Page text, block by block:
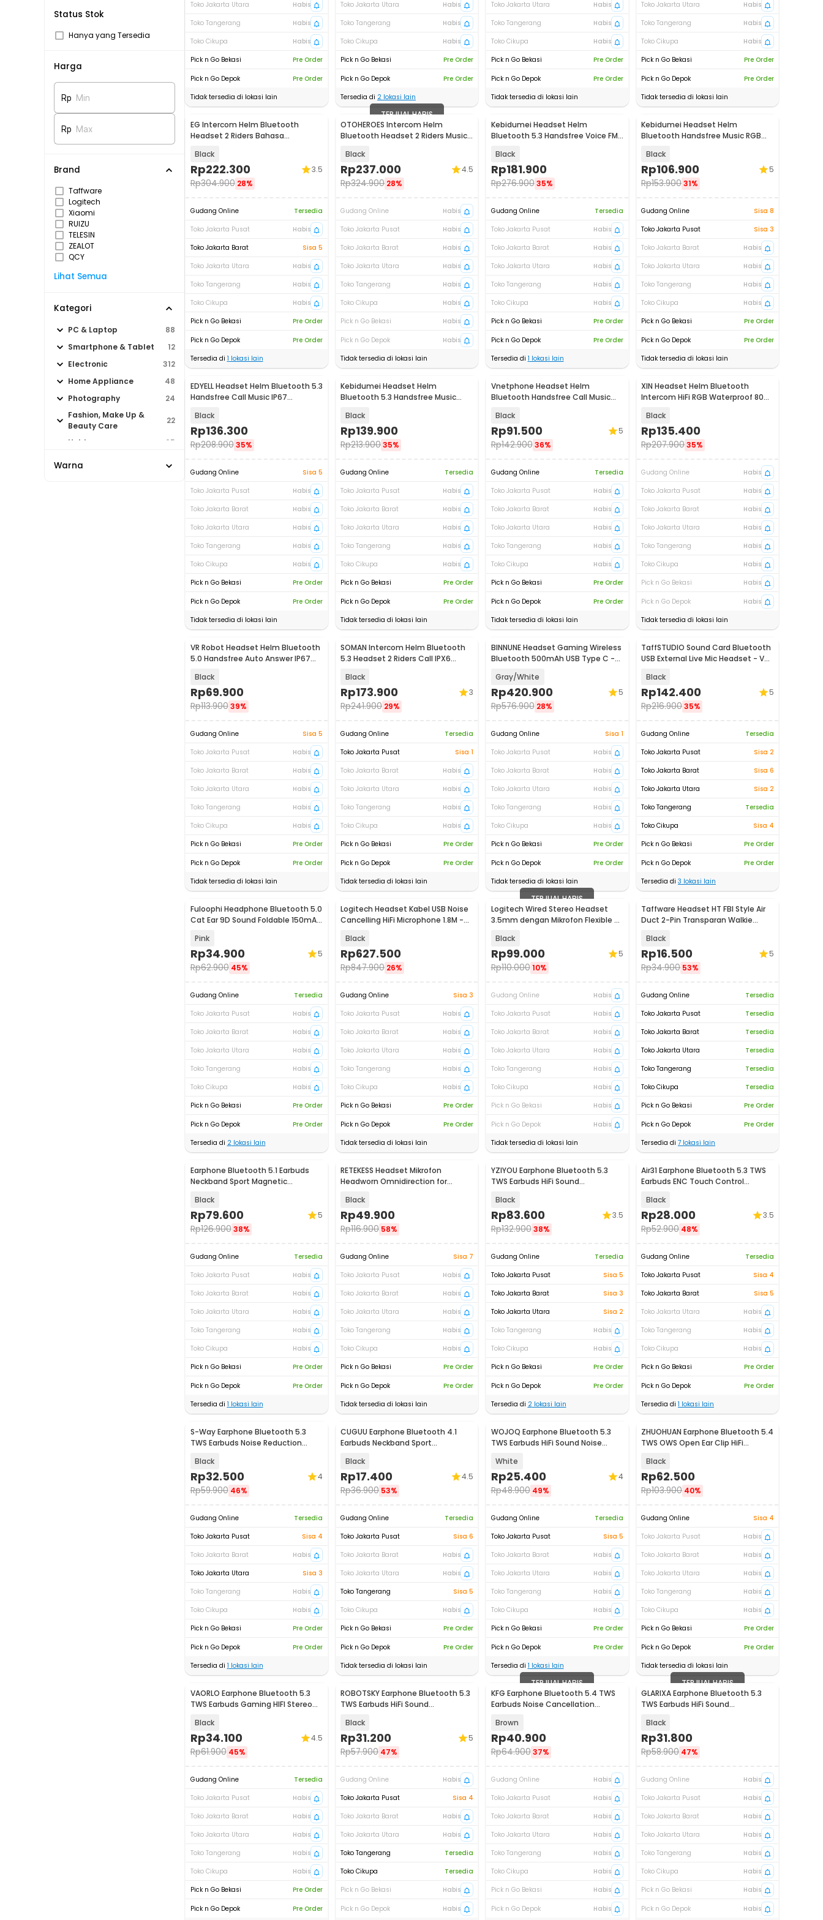
Status Stok
Hanya yang Tersedia
Harga
Rp Min
Rp Max
Brand
Taffware
Logitech
Xiaomi
RUIZU
TELESIN
ZEALOT
QCY
Lihat Semua
Kategori
PC & Laptop
88
Smartphone & Tablet
12
Electronic
312
Home Appliance
48
Photography
24
Fashion, Make Up &
Beauty Care
22
Hobby
65
Warna
Toko Jakarta Utara
Habis
Toko Tangerang
Habis
Toko Cikupa
Habis
Pick n Go Bekasi
Pre Order
Pick n Go Depok
Pre Order
Tidak tersedia di lokasi lain
Toko Jakarta Utara
Habis
Toko Tangerang
Habis
Toko Cikupa
Habis
Pick n Go Bekasi
Pre Order
Pick n Go Depok
Pre Order
Tersedia di 2 lokasi lain
Toko Jakarta Utara
Habis
Toko Tangerang
Habis
Toko Cikupa
Habis
Pick n Go Bekasi
Pre Order
Pick n Go Depok
Pre Order
Tidak tersedia di lokasi lain
Toko Jakarta Utara
Habis
Toko Tangerang
Habis
Toko Cikupa
Habis
Pick n Go Bekasi
Pre Order
Pick n Go Depok
Pre Order
Tidak tersedia di lokasi lain
EG Intercom Helm Bluetooth
Headset 2 Riders Bahasa
Black
Rp222.300
Rp304.900 28%
3.5
Gudang Online
Tersedia
Toko Jakarta Pusat
Habis
Toko Jakarta Barat
Sisa 5
Toko Jakarta Utara
Habis
Toko Tangerang
Habis
Toko Cikupa
Habis
Pick n Go Bekasi
Pre Order
Pick n Go Depok
Pre Order
Tersedia di 1 lokasi lain
TERJUAL HABIS
OTOHEROES Intercom Helm
Bluetooth Headset 2 Riders Music
Black
Rp237.000
Rp324.900 28%
4.5
Gudang Online
Habis
Toko Jakarta Pusat
Habis
Toko Jakarta Barat
Habis
Toko Jakarta Utara
Habis
Toko Tangerang
Habis
Toko Cikupa
Habis
Pick n Go Bekasi
Habis
Pick n Go Depok
Habis
Tidak tersedia di lokasi lain
Kebidumei Headset Helm
Bluetooth 5.3 Handsfree Voice FM
Black
Rp181.900
Rp276.900 35%
Gudang Online
Tersedia
Toko Jakarta Pusat
Habis
Toko Jakarta Barat
Habis
Toko Jakarta Utara
Habis
Toko Tangerang
Habis
Toko Cikupa
Habis
Pick n Go Bekasi
Pre Order
Pick n Go Depok
Pre Order
Tersedia di 1 lokasi lain
Kebidumei Headset Helm
Bluetooth Handsfree Music RGB
Black
Rp106.900
Rp153.90031%
5
Gudang Online
Sisa 8
Toko Jakarta Pusat
Sisa 3
Toko Jakarta Barat
Habis
Toko Jakarta Utara
Habis
Toko Tangerang
Habis
Toko Cikupa
Habis
Pick n Go Bekasi
Pre Order
Pick n Go Depok
Pre Order
Tidak tersedia di lokasi lain
EDYELL Headset Helm Bluetooth 5.3
Handsfree Call Music IP67
Black
Rp136.300
Rp208.900 35%
Gudang Online
Sisa 5
Toko Jakarta Pusat
Habis
Toko Jakarta Barat
Habis
Toko Jakarta Utara
Habis
Toko Tangerang
Habis
Toko Cikupa
Habis
Pick n Go Bekasi
Pre Order
Pick n Go Depok
Pre Order
Tidak tersedia di lokasi lain
Kebidumei Headset Helm
Bluetooth 5.3 Handsfree Music
Black
Rp139.900
Rp213.90035%
Gudang Online
Tersedia
Toko Jakarta Pusat
Habis
Toko Jakarta Barat
Habis
Toko Jakarta Utara
Habis
Toko Tangerang
Habis
Toko Cikupa
Habis
Pick n Go Bekasi
Pre Order
Pick n Go Depok
Pre Order
Tidak tersedia di lokasi lain
Vnetphone Headset Helm
Bluetooth Handsfree Call Music
Black
Rp91.500
Rp142.900 36%
5
Gudang Online
Tersedia
Toko Jakarta Pusat
Habis
Toko Jakarta Barat
Habis
Toko Jakarta Utara
Habis
Toko Tangerang
Habis
Toko Cikupa
Habis
Pick n Go Bekasi
Pre Order
Pick n Go Depok
Pre Order
Tidak tersedia di lokasi lain
Akan Datang
XIN Headset Helm Bluetooth
Intercom HiFi RGB Waterproof 800
Black
Rp135.400
Rp207.90035%
Gudang Online
Habis
Toko Jakarta Pusat
Habis
Toko Jakarta Barat
Habis
Toko Jakarta Utara
Habis
Toko Tangerang
Habis
Toko Cikupa
Habis
Pick n Go Bekasi
Habis
Pick n Go Depok
Habis
Tidak tersedia di lokasi lain
VR Robot Headset Helm Bluetooth
5.0 Handsfree Auto Answer IP67
Black
Rp69.900
Rp113.900 39%
Gudang Online
Sisa 5
Toko Jakarta Pusat
Habis
Toko Jakarta Barat
Habis
Toko Jakarta Utara
Habis
Toko Tangerang
Habis
Toko Cikupa
Habis
Pick n Go Bekasi
Pre Order
Pick n Go Depok
Pre Order
Tidak tersedia di lokasi lain
SOMAN Intercom Helm Bluetooth
5.3 Headset 2 Riders Call IPX6
Black
Rp173.900
Rp241.900 29%
3
Gudang Online
Tersedia
Toko Jakarta Pusat
Sisa 1
Toko Jakarta Barat
Habis
Toko Jakarta Utara
Habis
Toko Tangerang
Habis
Toko Cikupa
Habis
Pick n Go Bekasi
Pre Order
Pick n Go Depok
Pre Order
Tidak tersedia di lokasi lain
BINNUNE Headset Gaming Wireless
Bluetooth 500mAh USB Type C -
Gray/White
Rp420.900
Rp576.900 28%
5
Gudang Online
Sisa 1
Toko Jakarta Pusat
Habis
Toko Jakarta Barat
Habis
Toko Jakarta Utara
Habis
Toko Tangerang
Habis
Toko Cikupa
Habis
Pick n Go Bekasi
Pre Order
Pick n Go Depok
Pre Order
Tidak tersedia di lokasi lain
TaffSTUDIO Sound Card Bluetooth
USB External Live Mic Headset - V8
Black
Rp142.400
Rp216.90035%
5
Gudang Online
Tersedia
Toko Jakarta Pusat
Sisa 2
Toko Jakarta Barat
Sisa 6
Toko Jakarta Utara
Sisa 2
Toko Tangerang
Tersedia
Toko Cikupa
Sisa 4
Pick n Go Bekasi
Pre Order
Pick n Go Depok
Pre Order
Tersedia di 3 lokasi lain
Fuloophi Headphone Bluetooth 5.0
Cat Ear 9D Sound Foldable 150mAh
Pink
Rp34.900
Rp62.900 45%
5
Gudang Online
Tersedia
Toko Jakarta Pusat
Habis
Toko Jakarta Barat
Habis
Toko Jakarta Utara
Habis
Toko Tangerang
Habis
Toko Cikupa
Habis
Pick n Go Bekasi
Pre Order
Pick n Go Depok
Pre Order
Tersedia di 2lokasi lain
Logitech Headset Kabel USB Noise
Cancelling HiFi Microphone 1.8M -
Black
Rp627.500
Rp847.900 26%
Gudang Online
Sisa 3
Toko Jakarta Pusat
Habis
Toko Jakarta Barat
Habis
Toko Jakarta Utara
Habis
Toko Tangerang
Habis
Toko Cikupa
Habis
Pick n Go Bekasi
Pre Order
Pick n Go Depok
Pre Order
Tidak tersedia di lokasi lain
TERJUAL HABIS
Logitech Wired Stereo Headset
3.5mm dengan Mikrofon Flexible -
Black
Rp99.000
Rp110.000 10%
5
Gudang Online
Habis
Toko Jakarta Pusat
Habis
Toko Jakarta Barat
Habis
Toko Jakarta Utara
Habis
Toko Tangerang
Habis
Toko Cikupa
Habis
Pick n Go Bekasi
Habis
Pick n Go Depok
Habis
Tidak tersedia di lokasi lain
Taffware Headset HT FBI Style Air
Duct 2-Pin Transparan Walkie
Black
Rp16.500
Rp34.900 53%
5
Gudang Online
Tersedia
Toko Jakarta Pusat
Tersedia
Toko Jakarta Barat
Tersedia
Toko Jakarta Utara
Tersedia
Toko Tangerang
Tersedia
Toko Cikupa
Tersedia
Pick n Go Bekasi
Pre Order
Pick n Go Depok
Pre Order
Tersedia di 7 lokasi lain
Earphone Bluetooth 5.1 Earbuds
Neckband Sport Magnetic
Black
Rp79.600
Rp126.900 38%
5
Gudang Online
Tersedia
Toko Jakarta Pusat
Habis
Toko Jakarta Barat
Habis
Toko Jakarta Utara
Habis
Toko Tangerang
Habis
Toko Cikupa
Habis
Pick n Go Bekasi
Pre Order
Pick n Go Depok
Pre Order
Tersedia di 1 lokasi lain
RETEKESS Headset Mikrofon
Headworn Omnidirection for
Black
Rp49.900
Rp116.900 58%
Gudang Online
Sisa 7
Toko Jakarta Pusat
Habis
Toko Jakarta Barat
Habis
Toko Jakarta Utara
Habis
Toko Tangerang
Habis
Toko Cikupa
Habis
Pick n Go Bekasi
Pre Order
Pick n Go Depok
Pre Order
Tidak tersedia di lokasi lain
YZIYOU Earphone Bluetooth 5.3
TWS Earbuds HiFi Sound
Black
Rp83.600
Rp132.900 38%
3.5
Gudang Online
Tersedia
Toko Jakarta Pusat
Sisa 5
Toko Jakarta Barat
Sisa 3
Toko Jakarta Utara
Sisa 2
Toko Tangerang
Habis
Toko Cikupa
Habis
Pick n Go Bekasi
Pre Order
Pick n Go Depok
Pre Order
Tersedia di 2lokasi lain
Air31 Earphone Bluetooth 5.3 TWS
Earbuds ENC Touch Control
Black
Rp28.000
Rp52.900 48%
3.5
Gudang Online
Tersedia
Toko Jakarta Pusat
Sisa 4
Toko Jakarta Barat
Sisa 5
Toko Jakarta Utara
Habis
Toko Tangerang
Habis
Toko Cikupa
Habis
Pick n Go Bekasi
Pre Order
Pick n Go Depok
Pre Order
Tersedia di 1 lokasi lain
S-Way Earphone Bluetooth 5.3
TWS Earbuds Noise Reduction
Black
Rp32.500
Rp59.900 46%
4
Gudang Online
Tersedia
Toko Jakarta Pusat
Sisa 4
Toko Jakarta Barat
Habis
Toko Jakarta Utara
Sisa 3
Toko Tangerang
Habis
Toko Cikupa
Habis
Pick n Go Bekasi
Pre Order
Pick n Go Depok
Pre Order
Tersedia di 1 lokasi lain
CUGUU Earphone Bluetooth 4.1
Earbuds Neckband Sport
Black
Rp17.400
Rp36.900 53%
4.5
Gudang Online
Tersedia
Toko Jakarta Pusat
Sisa 6
Toko Jakarta Barat
Habis
Toko Jakarta Utara
Habis
Toko Tangerang
Sisa 5
Toko Cikupa
Habis
Pick n Go Bekasi
Pre Order
Pick n Go Depok
Pre Order
Tidak tersedia di lokasi lain
WOJOQ Earphone Bluetooth 5.3
TWS Earbuds HiFi Sound Noise
White
Rp25.400
Rp48.900 49%
4
Gudang Online
Tersedia
Toko Jakarta Pusat
Sisa 5
Toko Jakarta Barat
Habis
Toko Jakarta Utara
Habis
Toko Tangerang
Habis
Toko Cikupa
Habis
Pick n Go Bekasi
Pre Order
Pick n Go Depok
Pre Order
Tersedia di 1 lokasi lain
ZHUOHUAN Earphone Bluetooth 5.4
TWS OWS Open Ear Clip HiFi
Black
Rp62.500
Rp103.900 40%
Gudang Online
Sisa 4
Toko Jakarta Pusat
Habis
Toko Jakarta Barat
Habis
Toko Jakarta Utara
Habis
Toko Tangerang
Habis
Toko Cikupa
Habis
Pick n Go Bekasi
Pre Order
Pick n Go Depok
Pre Order
Tidak tersedia di lokasi lain
VAORLO Earphone Bluetooth 5.3
TWS Earbuds Gaming HIFI Stereo
Black
Rp34.100
Rp61.900 45%
4.5
Gudang Online
Tersedia
Toko Jakarta Pusat
Habis
Toko Jakarta Barat
Habis
Toko Jakarta Utara
Habis
Toko Tangerang
Habis
Toko Cikupa
Habis
Pick n Go Bekasi
Pre Order
Pick n Go Depok Pre Order
ROBOTSKY Earphone Bluetooth 5.3
TWS Earbuds HiFi Sound
Black
Rp31.200
Rp57.900 47%
5
Gudang Online
Habis
Toko Jakarta Pusat
Sisa 4
Toko Jakarta Barat
Habis
Toko Jakarta Utara
Habis
Toko Tangerang
Tersedia
Toko Cikupa
Tersedia
Pick n Go Bekasi
Habis
Pick n Go Depok Habis
TERJUAL HABIS
KFG Earphone Bluetooth 5.4 TWS
Earbuds Noise Cancellation
Brown
Rp40.900
Rp64.900 37%
Gudang Online
Habis
Toko Jakarta Pusat
Habis
Toko Jakarta Barat
Habis
Toko Jakarta Utara
Habis
Toko Tangerang
Habis
Toko Cikupa
Habis
Pick n Go Bekasi
Habis
Pick n Go Depok Habis
TERJUAL HABIS
GLARIXA Earphone Bluetooth 5.3
TWS Earbuds HiFi Sound
Black
Rp31.800
Rp58.900 47%
Gudang Online
Habis
Toko Jakarta Pusat
Habis
Toko Jakarta Barat
Habis
Toko Jakarta Utara
Habis
Toko Tangerang
Habis
Toko Cikupa
Habis
Pick n Go Bekasi
Habis
Pick n Go Depok Habis